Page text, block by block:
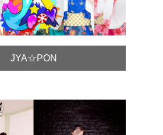
JYA☆PON